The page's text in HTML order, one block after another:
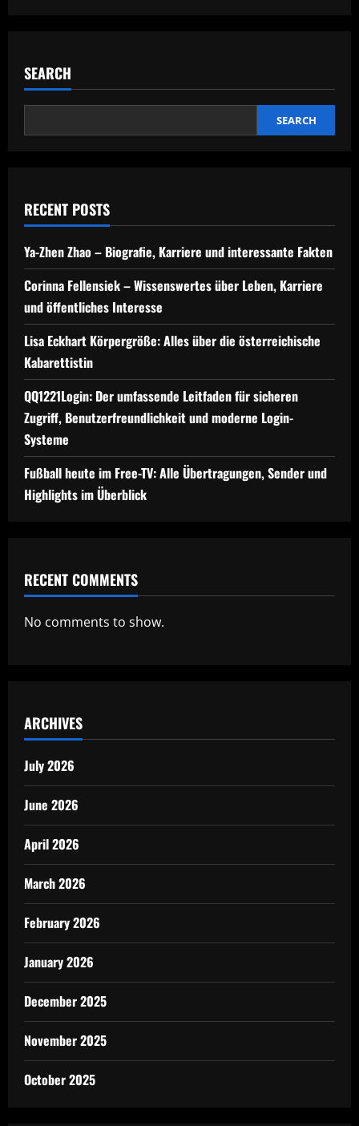
i
i
o
n
SEARCH
SEARCH
RECENT POSTS
Ya-Zhen Zhao – Biografie, Karriere und interessante Fakten
Corinna Fellensiek – Wissenswertes über Leben, Karriere
und öffentliches Interesse
Lisa Eckhart Körpergröße: Alles über die österreichische
Kabarettistin
QQ1221Login: Der umfassende Leitfaden für sicheren
Zugriff, Benutzerfreundlichkeit und moderne Login-
Systeme
Fußball heute im Free-TV: Alle Übertragungen, Sender und
Highlights im Überblick
RECENT COMMENTS
No comments to show.
ARCHIVES
July 2026
June 2026
April 2026
March 2026
February 2026
January 2026
December 2025
November 2025
October 2025